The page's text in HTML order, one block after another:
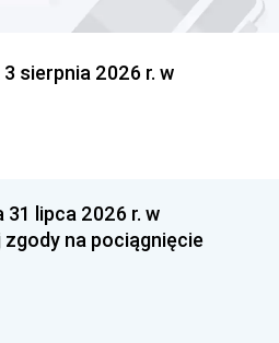
3 sierpnia 2026 r. w
31 lipca 2026 r. w
na pociągnięcie